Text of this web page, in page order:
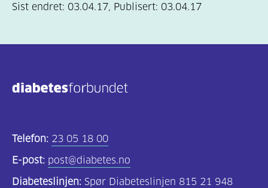
Sist endret: 03.04.17, Publisert: 03.04.17
Telefon: 23 05 18 00
E-post: post@diabetes.no
Diabeteslinjen: Spør Diabeteslinjen 815 21 948